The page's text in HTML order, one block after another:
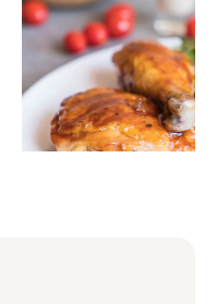
КУРИЦА ПОД
МАЙОНЕЗОМ
СМОТРЕТЬ